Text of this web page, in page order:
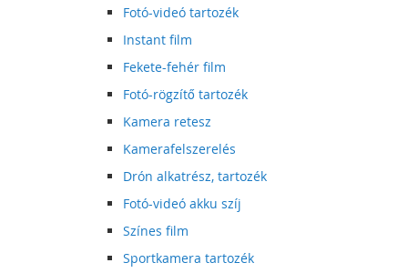
Fotó-videó tartozék
Instant film
Fekete-fehér film
Fotó-rögzítő tartozék
Kamera retesz
Kamerafelszerelés
Drón alkatrész, tartozék
Fotó-videó akku szíj
Színes film
Sportkamera tartozék